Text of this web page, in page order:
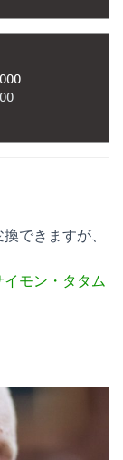
できますが、
イモン・タタム